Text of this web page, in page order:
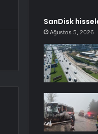
SanDisk
Ağustos 5, 2026